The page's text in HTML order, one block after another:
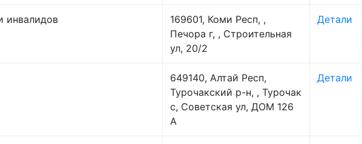
инвалидов
169601, Коми Респ, ,
Печора г, , Строительная
ул, 20/2
Детали
649140, Алтай Респ,
Турочакский р-н, , Турочак
с, Советская ул, ДОМ 126
А
Детали